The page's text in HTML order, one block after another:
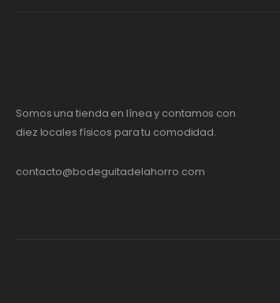
Somos una tienda en línea y contamos con
diez locales físicos para tu comodidad.
contacto@bodeguitadelahorro.com